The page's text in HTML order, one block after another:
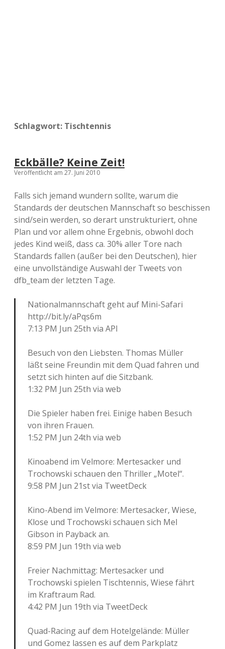
Schlagwort: Tischtennis
Eckbälle? Keine Zeit!
Veröffentlicht am 27. Juni 2010
Falls sich jemand wundern sollte, warum die
Standards der deutschen Mannschaft so beschissen
sind/sein werden, so derart unstrukturiert, ohne
Plan und vor allem ohne Ergebnis, obwohl doch
jedes Kind weiß, dass ca. 30% aller Tore nach
Standards fallen (außer bei den Deutschen), hier
eine unvollständige Auswahl der Tweets von
dfb_team der letzten Tage.
Nationalmannschaft geht auf Mini-Safari
http://bit.ly/aPqs6m
7:13 PM Jun 25th via API
Besuch von den Liebsten. Thomas Müller
läßt seine Freundin mit dem Quad fahren und
setzt sich hinten auf die Sitzbank.
1:32 PM Jun 25th via web
Die Spieler haben frei. Einige haben Besuch
von ihren Frauen.
1:52 PM Jun 24th via web
Kinoabend im Velmore: Mertesacker und
Trochowski schauen den Thriller „Motel“.
9:58 PM Jun 21st via TweetDeck
Kino-Abend im Velmore: Mertesacker, Wiese,
Klose und Trochowski schauen sich Mel
Gibson in Payback an.
8:59 PM Jun 19th via web
Freier Nachmittag: Mertesacker und
Trochowski spielen Tischtennis, Wiese fährt
im Kraftraum Rad.
4:42 PM Jun 19th via TweetDeck
Quad-Racing auf dem Hotelgelände: Müller
und Gomez lassen es auf dem Parkplatz